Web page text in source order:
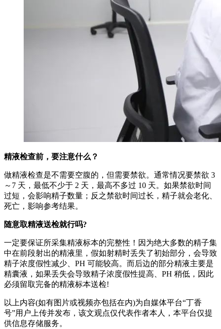
精液检查前，要注意什么？
做精液检查是不需要空腹的，但需要禁欲。通常情况要禁欲 3
～7 天，最低不少于 2 天，最高不多过 10 天。如果禁欲时间
过短，会影响精子数量；反之禁欲时间过长，精子就会老化、
死亡，影响参考结果。
随意取精液送检就行吗?
一定要保证所采集精液标本的完整性！因为绝大多数的精子集
中在前段射出的精液里，假如射精时丢失了初始部分，会导致
精子浓度假性减少、PH 可能较高。而后边的部分精液主要是
精囊液，如果丢失会导致精子浓度假性提高、PH 稍低，因此
必须留取完备的精液标本送检!
以上内容(如有图片或视频亦包括在内)为自媒体平台“丁香
号”用户上传并发布，该文观点仅代表作者本人，本平台仅提
供信息存储服务。